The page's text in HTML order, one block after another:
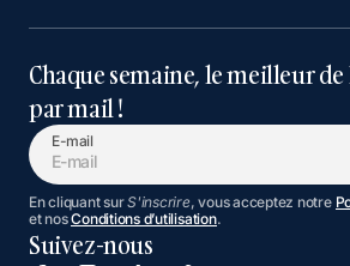
Chaque semaine, le meilleur de
par mail !
E-mail
En cliquant surS'inscrire, vous acceptez notre
et nosConditions d’utilisation.
Suivez-nous